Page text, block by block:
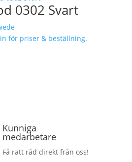
0302 Svart
in för priser & beställning.
Kunniga
medarbetare
Få rätt råd direkt från oss!